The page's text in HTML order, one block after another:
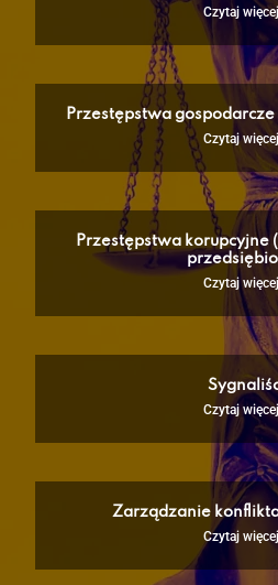
Czytaj
Przestępstwa
Czytaj
Przestępstwa korupcyjne
Czytaj
Czytaj
Zarządzanie
Czytaj